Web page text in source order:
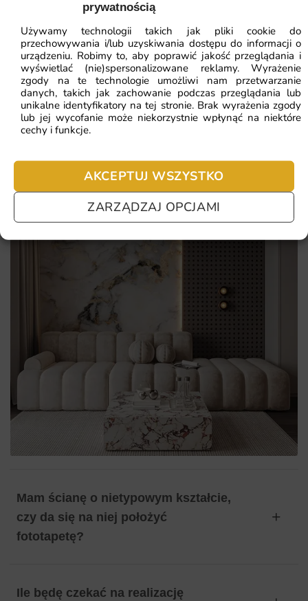
prywatnością
Używamy technologii takich jak pliki cookie do
przechowywania i/lub uzyskiwania dostępu do informacji o
urządzeniu. Robimy to, aby poprawić jakość przeglądania i
wyświetlać (nie)spersonalizowane reklamy. Wyrażenie
zgody na te technologie umożliwi nam przetwarzanie
danych, takich jak zachowanie podczas przeglądania lub
unikalne identyfikatory na tej stronie. Brak wyrażenia zgody
lub jej wycofanie może niekorzystnie wpłynąć na niektóre
cechy i funkcje.
AKCEPTUJ WSZYSTKO
ZARZĄDZAJ OPCJAMI
spójność kolorystyczna z popularnymi trendami
wnętrzarskimi
dekoracja, która wizualnie porządkuje całą aranżację
ZOBACZ WSZYSTKIE
Najczęściej zadawane pytania
Pomagamy i doradzamy przy każdym zakupie. Ale jeżeli
nie chcesz czekać – sprawdź najczęściej zadawane pytania.
Mam ścianę o nietypowym kształcie,
czy da się na niej położyć
fototapetę?
Ile będę czekać na realizację